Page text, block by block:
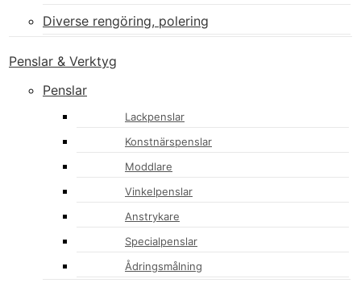
Diverse rengöring, polering
Penslar & Verktyg
Penslar
Lackpenslar
Konstnärspenslar
Moddlare
Vinkelpenslar
Anstrykare
Specialpenslar
Ådringsmålning